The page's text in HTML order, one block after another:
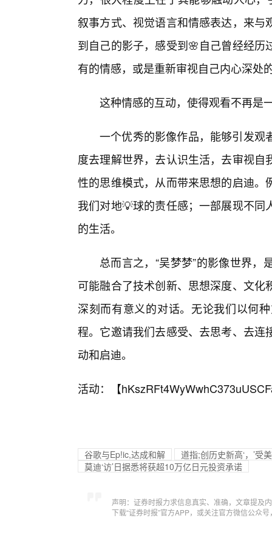
叙事方式、视觉语言和情感表达，来
到自己的影子，感受到🌸自己曾经经
有的情感，或是重新审视自己内心深处
这种情感的互动，使得观看不再是
一个优秀的影像作品，能够引发观
度去理解世界，去认识生活，去审视
性的思维模式，从而带来思想的启迪
我们对地💡球的责任感；一部展现不
的生活。
总而言之，“吴梦梦”的影像世界
可能融合了技术创新、思想深度、文
深刻而有意义的对话。无论我们以何
程。它邀请我们去感受、去思考、去
动和启迪。
活动：【
谷歌与Ep!ic,达成和解
道指;创历史新高‘，’受
莫迪‘访’日据悉将获超10万亿日元投资承诺
声明：证券时报力求信息真实、准确，文章提及
下载“证券时报”官方APP，或关注官方微信公众